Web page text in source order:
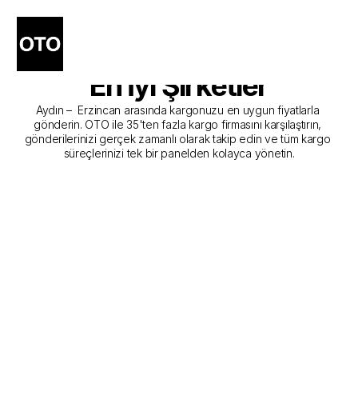
Aydın - Erzincan Kargo
Gönderim Hizmeti Sunan
En İyi Şirketler
Aydın –  Erzincan arasında kargonuzu en uygun fiyatlarla
gönderin. OTO ile 35'ten fazla kargo firmasını karşılaştırın,
gönderilerinizi gerçek zamanlı olarak takip edin ve tüm kargo
süreçlerinizi tek bir panelden kolayca yönetin.